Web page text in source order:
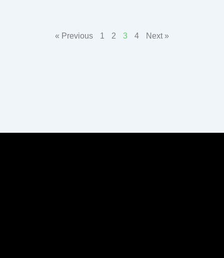
« Previous 1 2 3 4 Next »